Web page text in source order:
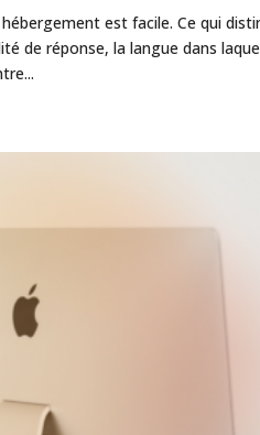
est facile. Ce qui
de réponse, la langue dans